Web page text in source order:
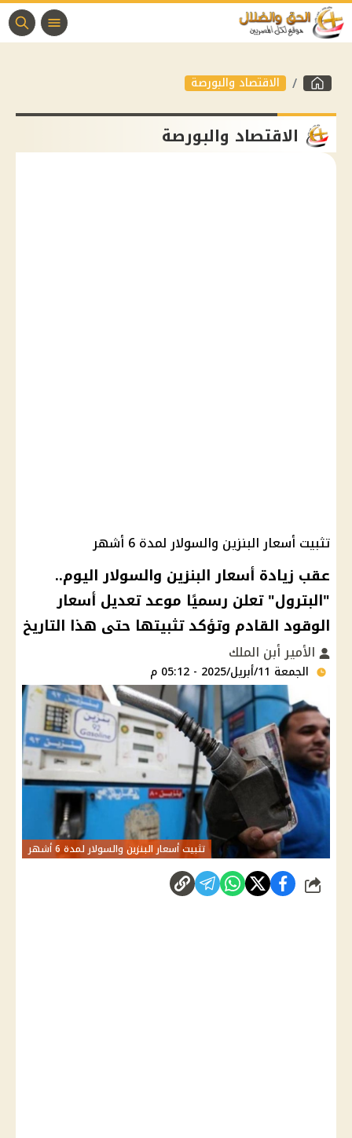
الاقتصاد والبورصة
الاقتصاد والبورصة
تثبيت أسعار البنزين والسولار لمدة 6 أشهر
عقب زيادة أسعار البنزين والسولار اليوم..
"البترول" تعلن رسميًا موعد تعديل أسعار
الوقود القادم وتؤكد تثبيتها حتى هذا التاريخ
الأمير أبن الملك
الجمعة 11/أبريل/2025 - 05:12 م
تثبيت أسعار البنزين والسولار لمدة 6 أشهر
شارك